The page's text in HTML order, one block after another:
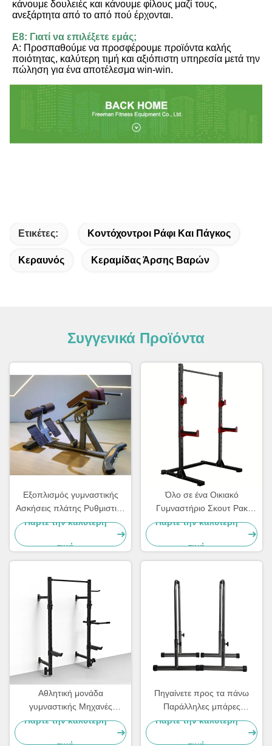
κάνουμε δουλειές και κάνουμε φίλους μαζί τους,
ανεξάρτητα από το από πού έρχονται.
Ε8: Γιατί να επιλέξετε εμάς;
Α: Προσπαθούμε να προσφέρουμε προϊόντα καλής
ποιότητας, καλύτερη τιμή και αξιόπιστη υπηρεσία μετά την
πώληση για ένα αποτέλεσμα win-win.
Ετικέτες: Κοντόχοντροι Ράφι Και Πάγκος
Κεραυνός Κεραμίδας Άρσης Βαρών
Συγγενικά Προϊόντα
Εξοπλισμός γυμναστικής
Ασκήσεις πλάτης Ρυθμιστική
επέκταση πλάτης Ρωμαϊκή
Πάρτε την καλύτερη
τιμή
Όλο σε ένα Οικιακό
Γυμναστήριο Σκουτ Ρακ
Εμπορικό Εξοπλισμός
Αθλητισμού Μηχανές Πλάκα
Πάρτε την καλύτερη
τιμή
Αθλητική μονάδα
γυμναστικής Μηχανές
γυμναστικής Σιδηροτροφείο
Σιδηροτροφείο Ανύψωση
Πάρτε την καλύτερη
Πηγαίνετε προς τα πάνω
Παράλληλες μπάρες
γυμναστήριο γυμναστική
Πηγαίνετε προς τα πάνω
Πάρτε την καλύτερη